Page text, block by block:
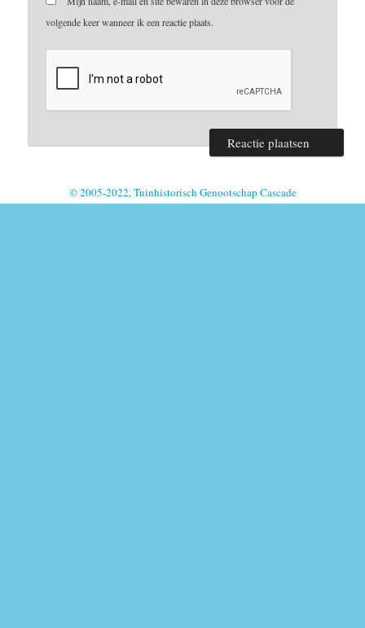
volgende keer wanneer ik een reactie plaats.
© 2005-2022, Tuinhistorisch Genootschap Cascade